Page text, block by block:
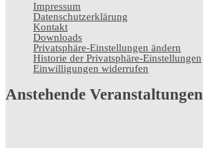
Impressum
Datenschutz­erklärung
Kontakt
Downloads
Privatsphäre-Einstellungen ändern
Historie der Privatsphäre-Einstellungen
Einwilligungen widerrufen
Anstehende Veranstaltungen